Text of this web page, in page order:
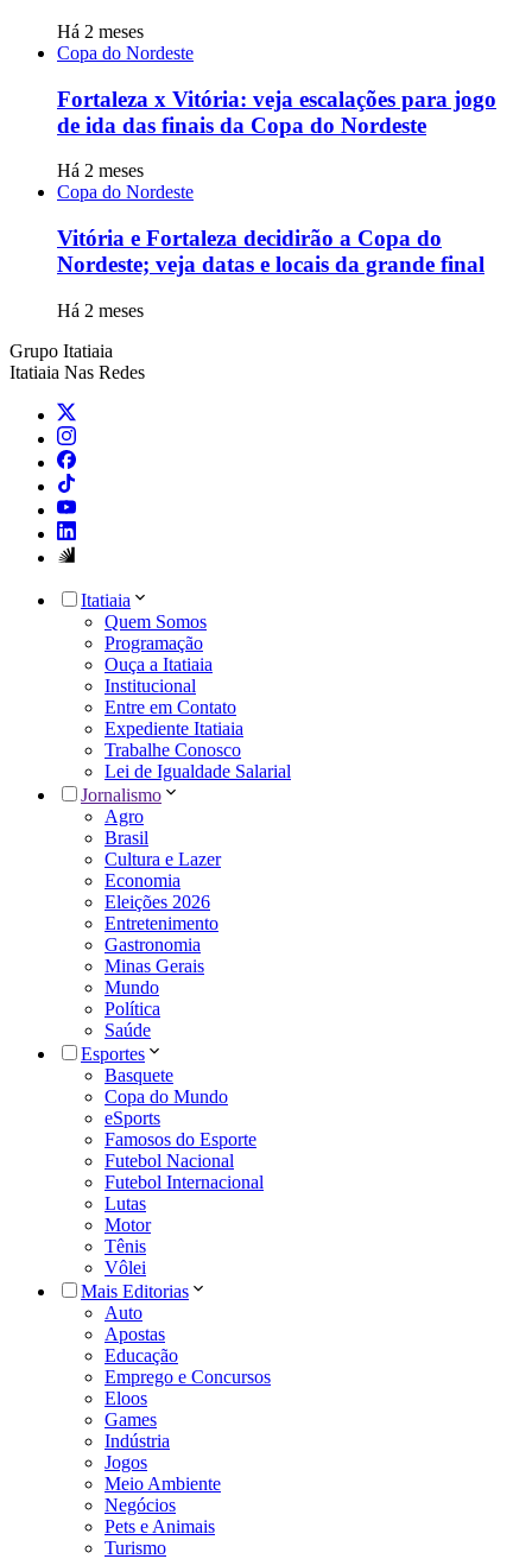
Há 2 meses
Copa do Nordeste
Fortaleza x Vitória: veja escalações para jogo
de ida das finais da Copa do Nordeste
Há 2 meses
Copa do Nordeste
Vitória e Fortaleza decidirão a Copa do
Nordeste; veja datas e locais da grande final
Há 2 meses
Grupo Itatiaia
Itatiaia Nas Redes
Itatiaia
Quem Somos
Programação
Ouça a Itatiaia
Institucional
Entre em Contato
Expediente Itatiaia
Trabalhe Conosco
Lei de Igualdade Salarial
Jornalismo
Agro
Brasil
Cultura e Lazer
Economia
Eleições 2026
Entretenimento
Gastronomia
Minas Gerais
Mundo
Política
Saúde
Esportes
Basquete
Copa do Mundo
eSports
Famosos do Esporte
Futebol Nacional
Futebol Internacional
Lutas
Motor
Tênis
Vôlei
Mais Editorias
Auto
Apostas
Educação
Emprego e Concursos
Eloos
Games
Indústria
Jogos
Meio Ambiente
Negócios
Pets e Animais
Turismo